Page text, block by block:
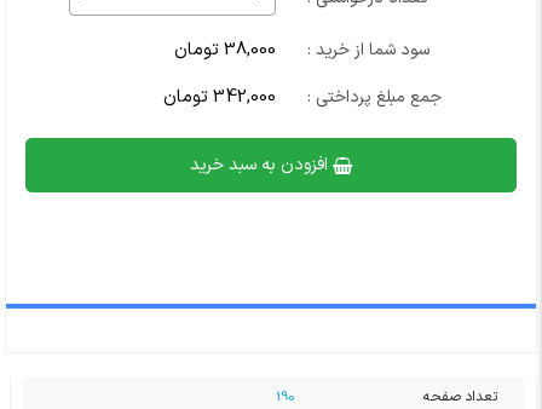
سود شما از خرید : 38,000 تومان
جمع مبلغ پرداختی : 342,000 تومان
افزودن به سبد خرید
تعداد صفحه
190